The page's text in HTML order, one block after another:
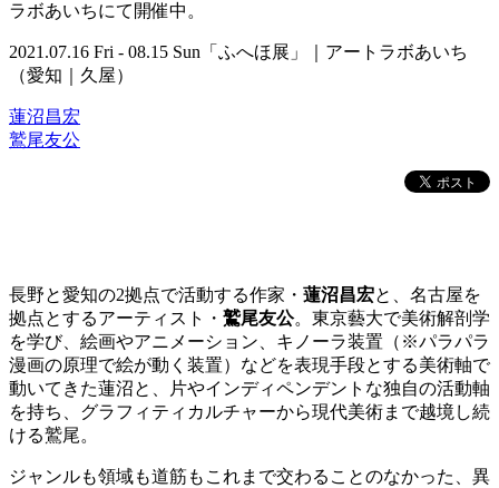
ラボあいちにて開催中。
2021.07.16 Fri - 08.15 Sun「ふへほ展」｜アートラボあいち
（愛知｜久屋）
蓮沼昌宏
鷲尾友公
長野と愛知の2拠点で活動する作家・ 蓮沼昌宏と、名古屋を
拠点とするアーティスト・ 鷲尾友公。東京藝大で美術解剖学
を学び、絵画やアニメーション、キノーラ装置（※パラパラ
漫画の原理で絵が動く装置）などを表現手段とする美術軸で
動いてきた蓮沼と、片やインディペンデントな独自の活動軸
を持ち、グラフィティカルチャーから現代美術まで越境し続
ける鷲尾。
ジャンルも領域も道筋もこれまで交わることのなかった、異